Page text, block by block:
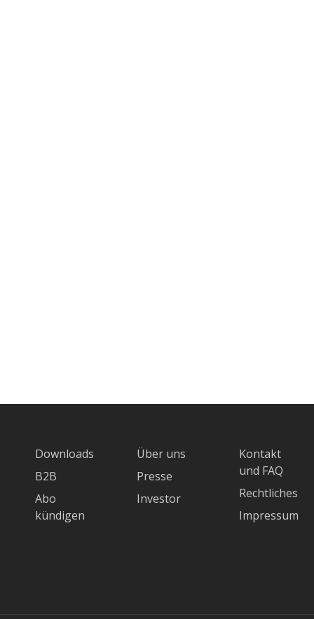
Downloads
B2B
Abo
kündigen
Über uns
Presse
Investor
Kontakt
und FAQ
Rechtliches
Impressum